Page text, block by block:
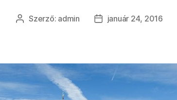
Bejegyzés
Szerző: admin
Bejegyzés
január 24, 2016